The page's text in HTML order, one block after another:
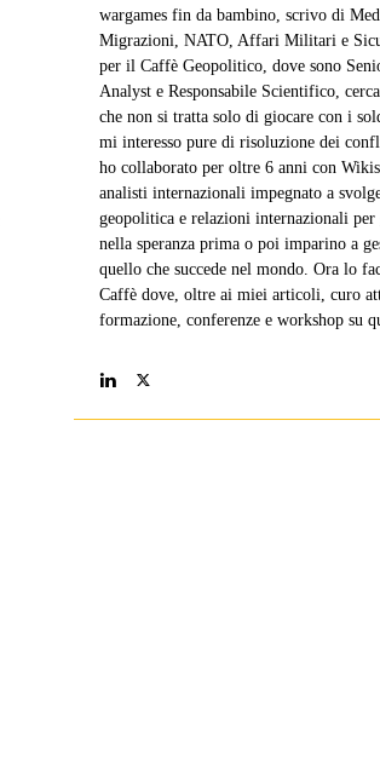
wargames fin da bambino, scrivo di
Migrazioni, NATO, Affari Militari e
per il Caffè Geopolitico, dove sono
Analyst e Responsabile Scientifico,
che non si tratta solo di giocare con i
mi interesso pure di risoluzione dei
ho collaborato per oltre 6 anni con
analisti internazionali impegnato a
geopolitica e relazioni internazionali per
nella speranza prima o poi imparino a
quello che succede nel mondo. Ora lo
Caffè dove, oltre ai miei articoli, curo
formazione, conferenze e workshop su